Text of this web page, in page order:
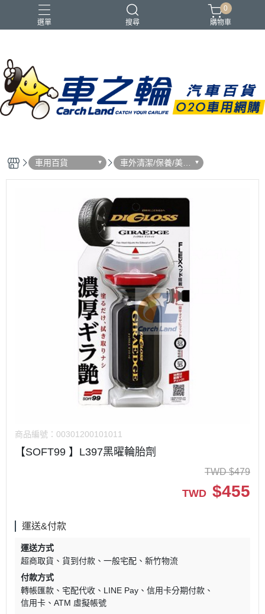
選單 搜尋
0
購物車
車用百貨
車外清潔/保養/美
容/ 用品
商品編號： 00301200101011
【SOFT99 】L397黑曜輪胎劑
TWD $479
TWD $455
運送&付款
運送方式
超商取貨
貨到付款 一般宅配
新竹物流
付款方式
轉帳匯款
宅配代收 LINE Pay
信用卡分期付款
信用卡
ATM 虛擬帳號